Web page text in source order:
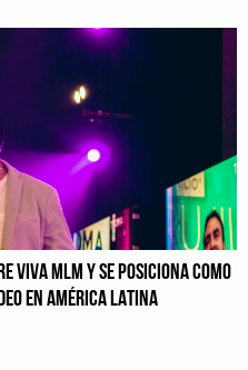
VIVA MLM Y SE POSICIONA COMO
EN AMÉRICA LATINA